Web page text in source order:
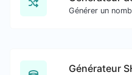
Générateur